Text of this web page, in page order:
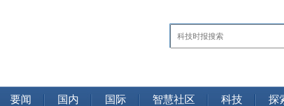
要闻 国内 国际 智慧社区 科技 探